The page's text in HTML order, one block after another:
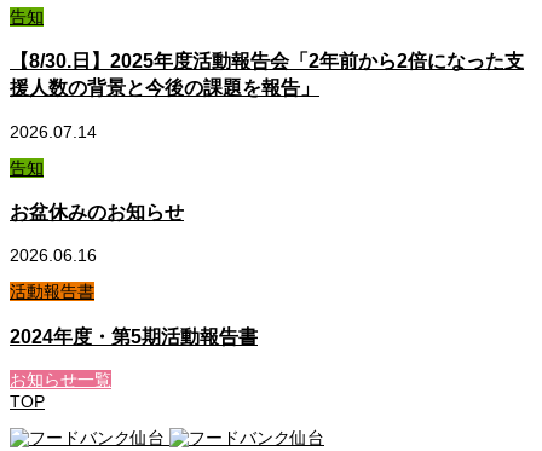
告知
【8/30.日】2025年度活動報告会「2年前から2倍になった支
援人数の背景と今後の課題を報告」
2026.07.14
告知
お盆休みのお知らせ
2026.06.16
活動報告書
2024年度・第5期活動報告書
お知らせ一覧
TOP